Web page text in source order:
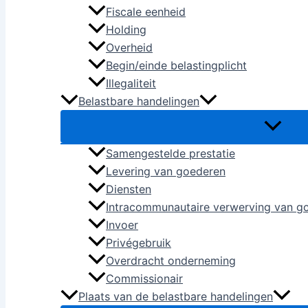
Fiscale eenheid
Holding
Overheid
Begin/einde belastingplicht
Illegaliteit
Belastbare handelingen
Samengestelde prestatie
Levering van goederen
Diensten
Intracommunautaire verwerving van
Invoer
Privégebruik
Overdracht onderneming
Commissionair
Plaats van de belastbare handelingen